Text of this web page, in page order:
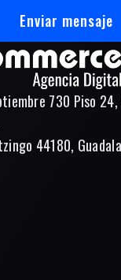
730 Piso 24,
44180,
Enviar mensaje
Enviar mensaje